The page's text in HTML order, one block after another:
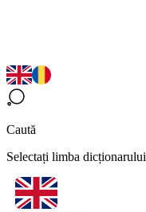
Caută
Selectați limba dicționarului